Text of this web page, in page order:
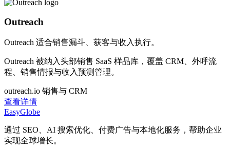
Outreach
Outreach 适合销售漏斗、获客与收入执行。
Outreach 被纳入头部销售 SaaS 样品库，覆盖 CRM、外呼流
程、销售情报与收入预测管理。
outreach.io 销售与 CRM
查看详情
EasyGlobe
通过 SEO、AI 搜索优化、付费广告与本地化服务，帮助企业
实现全球增长。